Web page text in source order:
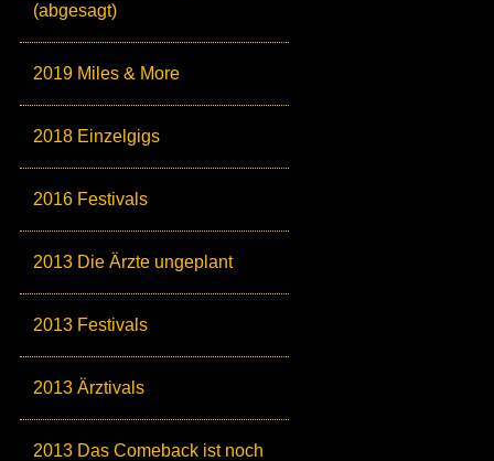
(abgesagt)
2019 Miles & More
2018 Einzelgigs
2016 Festivals
2013 Die Ärzte ungeplant
2013 Festivals
2013 Ärztivals
2013 Das Comeback ist noch